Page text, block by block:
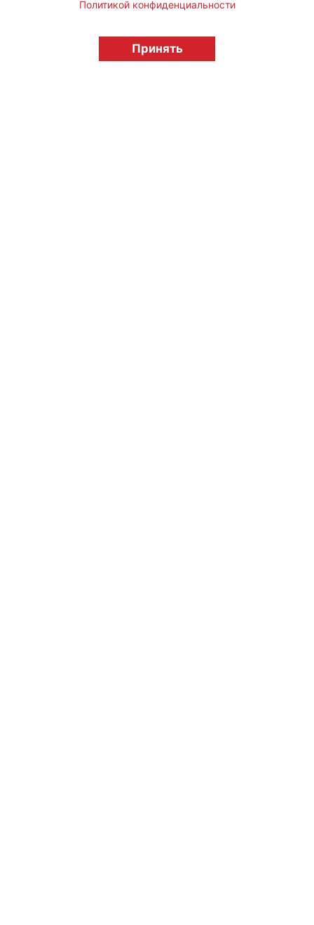
licensingrussia.ru, 2009-2026 12+
Политикой конфиденциальности
Принять